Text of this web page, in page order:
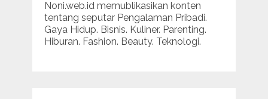
Noni.web.id memublikasikan konten
tentang seputar Pengalaman Pribadi.
Gaya Hidup. Bisnis. Kuliner. Parenting.
Hiburan. Fashion. Beauty. Teknologi.